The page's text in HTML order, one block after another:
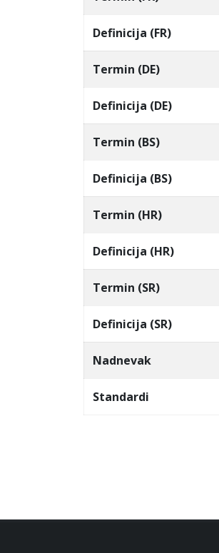
Definicija (FR)
Termin (DE)
Definicija (DE)
Termin (BS)
Definicija (BS)
Termin (HR)
Definicija (HR)
Termin (SR)
Definicija (SR)
Nadnevak
Standardi